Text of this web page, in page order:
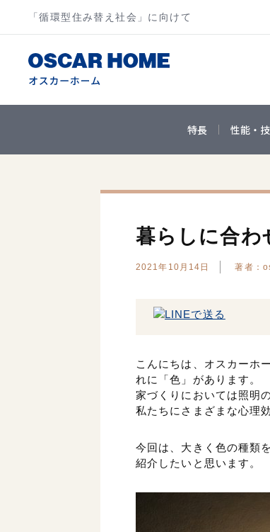
「循環型住み替え社会」に向けて
特長 性能・
暮らしに合わ
2021年10月14日 著者：
こんにちは、オスカーホ
れに「色」があります。
家づくりにおいては照明
私たちにさまざまな心理
今回は、大きく色の種類
紹介したいと思います。